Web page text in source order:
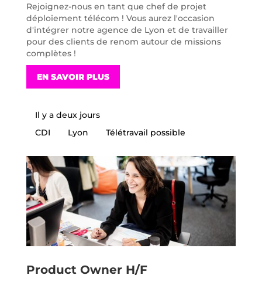
Rejoignez-nous en tant que chef de projet
déploiement télécom ! Vous aurez l'occasion
d'intégrer notre agence de Lyon et de travailler
pour des clients de renom autour de missions
complètes !
EN SAVOIR PLUS
Il y a deux jours
CDI
Lyon Télétravail possible
Product Owner H/F